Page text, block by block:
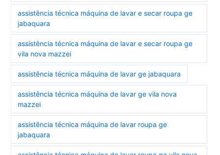
assistência técnica máquina de lavar e secar roupa ge
jabaquara
assistência técnica máquina de lavar e secar roupa ge
vila nova mazzei
assistência técnica máquina de lavar ge jabaquara
assistência técnica máquina de lavar ge vila nova
mazzei
assistência técnica máquina de lavar roupa ge
jabaquara